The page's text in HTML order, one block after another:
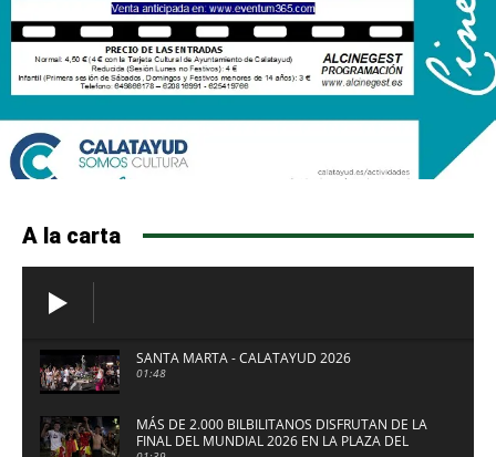
A la carta
SANTA MARTA - CALATAYUD 2026
01:48
MÁS DE 2.000 BILBILITANOS DISFRUTAN DE LA
FINAL DEL MUNDIAL 2026 EN LA PLAZA DEL